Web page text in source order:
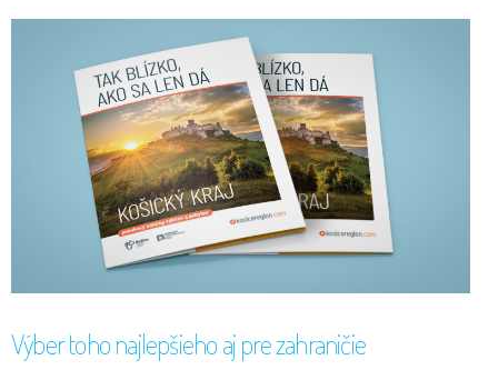
Výber toho najlepšieho aj pre zahraničie